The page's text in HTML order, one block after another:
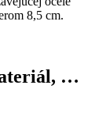
8,5 cm.
…